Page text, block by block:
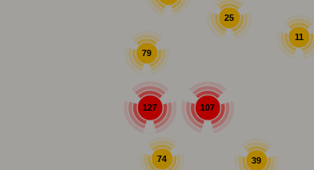
107
79
39
127
74
11
25